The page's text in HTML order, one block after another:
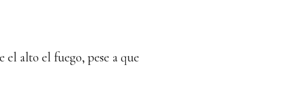
alto el fuego, pese a que